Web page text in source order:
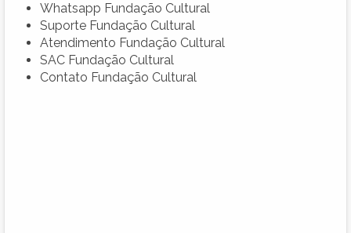
Whatsapp Fundação Cultural
Suporte Fundação Cultural
Atendimento Fundação Cultural
SAC Fundação Cultural
Contato Fundação Cultural